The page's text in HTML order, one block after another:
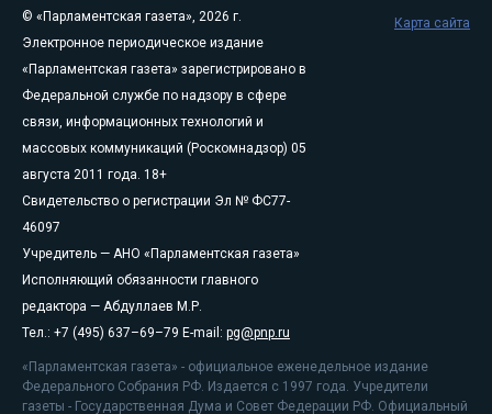
© «Парламентская газета», 2026 г.
Электронное периодическое издание
«Парламентская газета» зарегистрировано в
Федеральной службе по надзору в сфере
связи, информационных технологий и
массовых коммуникаций (Роскомнадзор) 05
августа 2011 года. 18+
Свидетельство о регистрации Эл № ФС77-
46097
Учредитель — АНО «Парламентская газета»
Исполняющий обязанности главного
редактора — Абдуллаев М.Р.
Тел.: +7 (495) 637–69–79 E-mail: pg@pnp.ru
«Парламентская газета» - официальное еженедельное издание
Федерального Собрания РФ. Издается с 1997 года. Учредители
газеты - Государственная Дума и Совет Федерации РФ. Официальный
Карта сайта